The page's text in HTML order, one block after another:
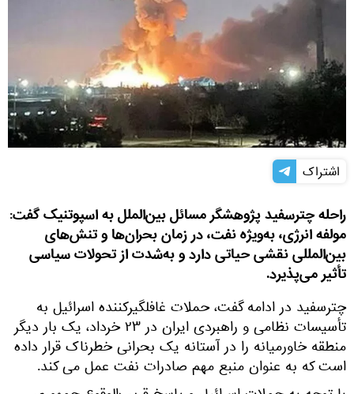
اشتراک
راحله چترسفید پژوهشگر مسائل بین‌الملل به اسپوتنیک گفت:
مولفه انرژی، به‌ویژه نفت، در زمان بحران‌ها و تنش‌های
بین‌المللی نقشی حیاتی دارد و به‌شدت از تحولات سیاسی
تأثیر می‌پذیرد.
چترسفید در ادامه گفت، حملات غافلگیرکننده اسرائیل به
تأسیسات نظامی و راهبردی ایران در ۲۳ خرداد، یک بار دیگر
منطقه خاورمیانه را در آستانه یک بحرانی خطرناک قرار داده
است که به عنوان منبع مهم صادرات نفت عمل می کند.